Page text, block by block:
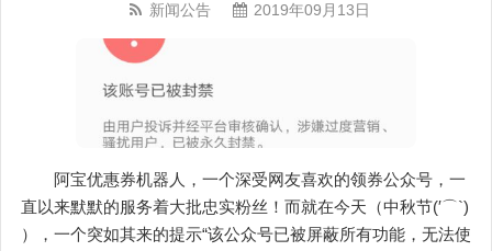
新闻公告 2019年09月13日
阿宝优惠券机器人，一个深受网友喜欢的领券公众号，一
直以来默默的服务着大批忠实粉丝！而就在今天（中秋节(′⌒`)
），一个突如其来的提示“该公众号已被屏蔽所有功能，无法使